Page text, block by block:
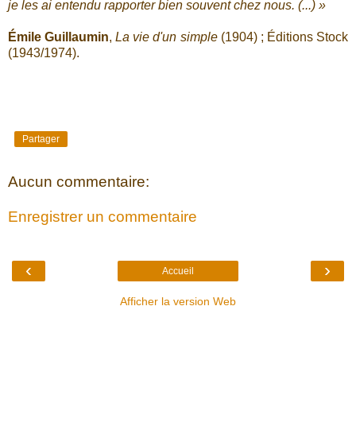
je les ai entendu rapporter bien souvent chez nous. (...) »
Émile Guillaumin,La vie d'un simple(1904) ; Éditions Stock
(1943/1974).
Partager
Aucun commentaire:
Enregistrer un commentaire
‹ ›
Accueil
Afficher la version Web